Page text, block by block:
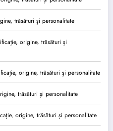
trăsături și personalitate
origine, trăsături și
origine, trăsături și personalitate
trăsături și personalitate
origine, trăsături și personalitate